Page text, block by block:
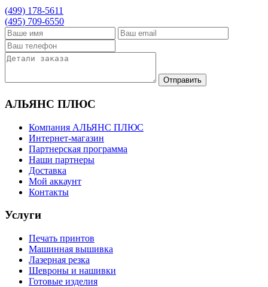
(499) 178-5611
(495) 709-6550
АЛЬЯНС ПЛЮС
Компания АЛЬЯНС ПЛЮС
Интернет-магазин
Партнерская программа
Наши партнеры
Доставка
Мой аккаунт
Контакты
Услуги
Печать принтов
Машинная вышивка
Лазерная резка
Шевроны и нашивки
Готовые изделия